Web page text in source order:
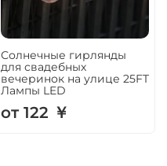
Солнечные гирлянды
для свадебных
вечеринок на улице 25FT
Лампы LED
от 122 ￥